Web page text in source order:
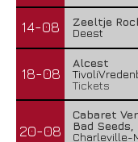
14-08
Zeeltje
Deest
18-08
Alcest
Tickets
20-08
Cabaret
Bad
Charleville-